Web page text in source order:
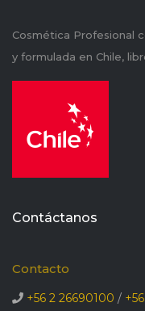
Cosmética Profesional
y formulada en Chile,
Contáctanos
Contacto
+56 2 26690100 /